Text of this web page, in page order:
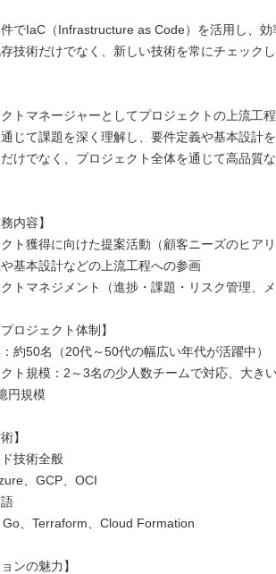
でIaC（Infrastructure as Code）を活用し、
技術だけでなく、新しい技術を常にチェック
トマネージャーとしてプロジェクトの上流工
じて課題を深く理解し、要件定義や基本設計
けでなく、プロジェクト全体を通じて高品質
内容】
ト獲得に向けた提案活動（顧客ニーズのヒア
基本設計などの上流工程への参画
トマネジメント（進捗・課題・リスク管理、メ
プロジェクト体制】
約50名（20代～50代の幅広い年代が活躍中）
ト規模：2～3名の少人数チームで対応、大き
円規模
】
ド技術全般
、GCP、OCI
Go、Terraform、Cloud Formation
ンの魅力】